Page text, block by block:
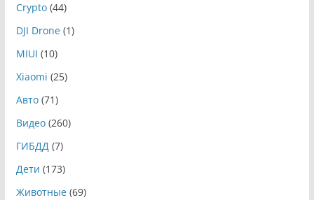
Crypto(44)
DJI Drone(1)
MIUI (10)
Xiaomi (25)
Авто(71)
Видео(260)
ГИБДД(7)
Дети (173)
Животные(69)